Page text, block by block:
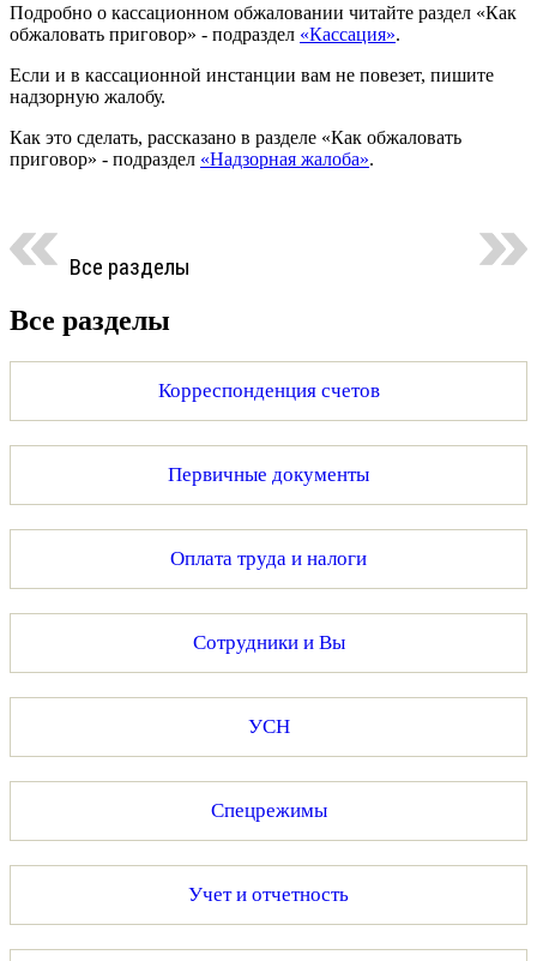
Подробно о кассационном обжаловании читайте раздел «Как
обжаловать приговор» - подраздел «Кассация».
Если и в кассационной инстанции вам не повезет, пишите
надзорную жалобу.
Как это сделать, рассказано в разделе «Как обжаловать
приговор» - подраздел «Надзорная жалоба».
Все разделы
Все разделы
Корреспонденция счетов
Первичные документы
Оплата труда и налоги
Сотрудники и Вы
УСН
Спецрежимы
Учет и отчетность